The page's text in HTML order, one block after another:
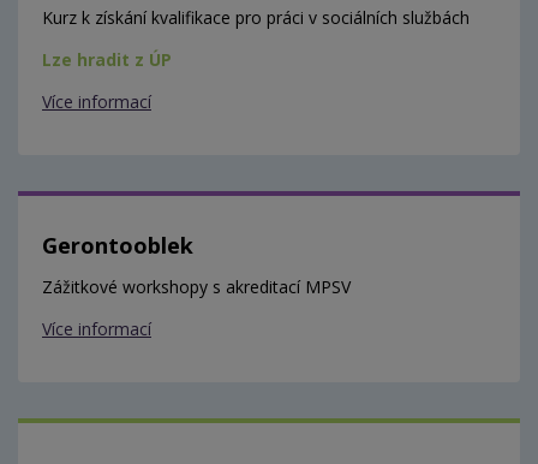
Kurz k získání kvalifikace pro práci v sociálních službách
Lze hradit z ÚP
Více informací
Gerontooblek
Zážitkové workshopy s akreditací MPSV
Více informací